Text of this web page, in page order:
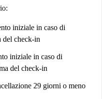
iniziale in caso di
del check-in
iniziale in caso di
del check-in
29 giorni o meno